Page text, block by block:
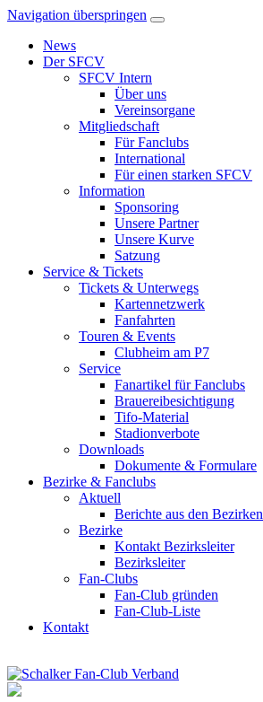
Navigation überspringen
News
Der SFCV
SFCV Intern
Über uns
Vereinsorgane
Mitgliedschaft
Für Fanclubs
International
Für einen starken SFCV
Information
Sponsoring
Unsere Partner
Unsere Kurve
Satzung
Service & Tickets
Tickets & Unterwegs
Kartennetzwerk
Fanfahrten
Touren & Events
Clubheim am P7
Service
Fanartikel für Fanclubs
Brauereibesichtigung
Tifo-Material
Stadionverbote
Downloads
Dokumente & Formulare
Bezirke & Fanclubs
Aktuell
Berichte aus den Bezirken
Bezirke
Kontakt Bezirksleiter
Bezirksleiter
Fan-Clubs
Fan-Club gründen
Fan-Club-Liste
Kontakt